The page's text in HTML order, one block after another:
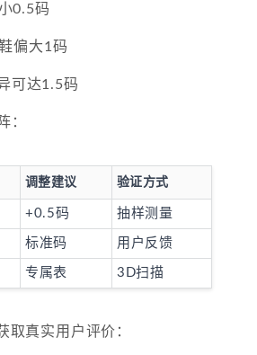
0.5码
偏大1码
可达1.5码
：
调整建议 验证方式
+0.5码 抽样测量
标准码 用户反馈
专属表 3D扫描
取真实用户评价：